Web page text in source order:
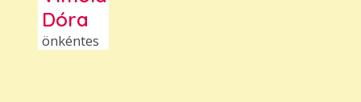
Dóra
önkéntes